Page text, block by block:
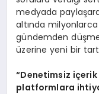
medyada
altında
gündemden
üzerine yeni bir
“Denetimsiz içerik
platformlara